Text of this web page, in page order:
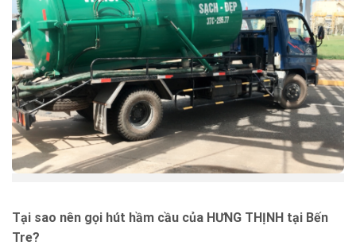
Tại sao nên gọi hút hầm cầu của HƯNG THỊNH tại Bến
Tre?